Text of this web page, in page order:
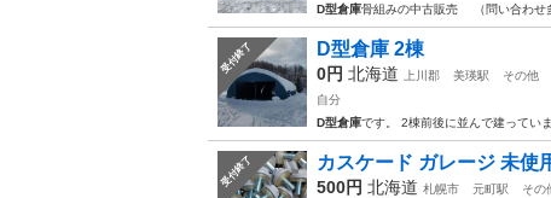
D型倉庫骨組みの中古販売 （問い合わせ
受付終了 D型倉庫 2棟
0円 北海道 上川郡 美瑛駅
その他
自分
D型倉庫です。 2棟前後に並んで建ってい
受付終了 カスケード ガレージ 未使
500円 北海道 札幌市 元町駅
その